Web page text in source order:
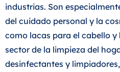
industrias. Son
del cuidado personal y la
como lacas para el cabello y
sector de la limpieza del
desinfectantes y